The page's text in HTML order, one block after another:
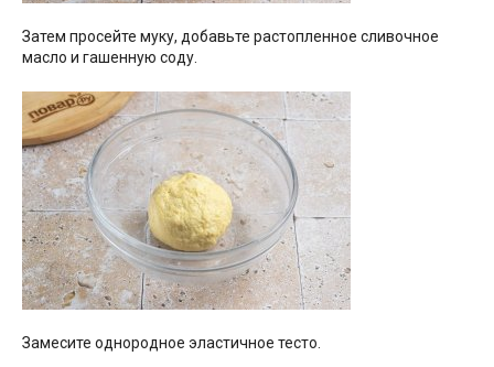
Затем просейте муку, добавьте растопленное сливочное
масло и гашенную соду.
Замесите однородное эластичное тесто.